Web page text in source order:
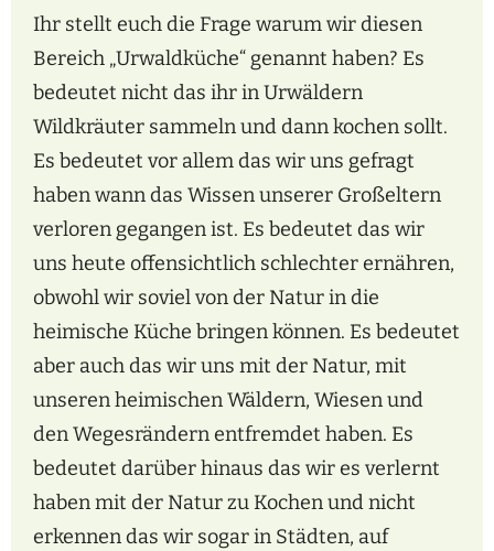
Ihr stellt euch die Frage warum wir diesen
Bereich „Urwaldküche“ genannt haben? Es
bedeutet nicht das ihr in Urwäldern
Wildkräuter sammeln und dann kochen sollt.
Es bedeutet vor allem das wir uns gefragt
haben wann das Wissen unserer Großeltern
verloren gegangen ist. Es bedeutet das wir
uns heute offensichtlich schlechter ernähren,
obwohl wir soviel von der Natur in die
heimische Küche bringen können. Es bedeutet
aber auch das wir uns mit der Natur, mit
unseren heimischen Wäldern, Wiesen und
den Wegesrändern entfremdet haben. Es
bedeutet darüber hinaus das wir es verlernt
haben mit der Natur zu Kochen und nicht
erkennen das wir sogar in Städten, auf